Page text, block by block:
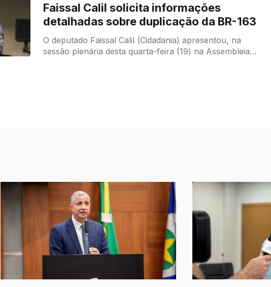
Faissal Calil solicita informações
detalhadas sobre duplicação da BR-163
O deputado Faissal Calil (Cidadania) apresentou, na
sessão plenária desta quarta-feira (19) na Assembleia